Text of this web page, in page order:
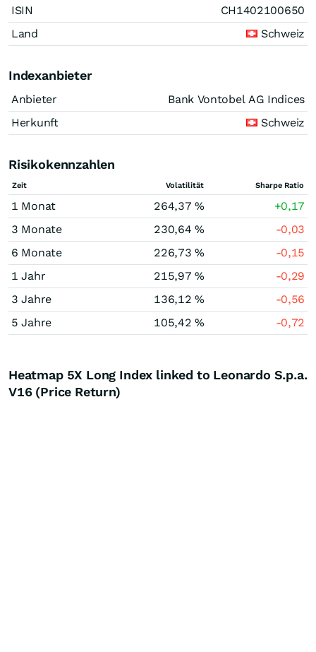
ISIN
CH1402100650
Land
Schweiz
Indexanbieter
Anbieter
Bank Vontobel AG Indices
Herkunft
Schweiz
Risikokennzahlen
Zeit Volatilität Sharpe Ratio
1 Monat 264,37 %
+0,17
3 Monate
230,64 %
-0,03
6 Monate
226,73 %
-0,15
1 Jahr
215,97 %
-0,29
3 Jahre
136,12 %
-0,56
5 Jahre
105,42 % -0,72
Heatmap 5X Long Index linked to Leonardo S.p.a.
V16 (Price Return)